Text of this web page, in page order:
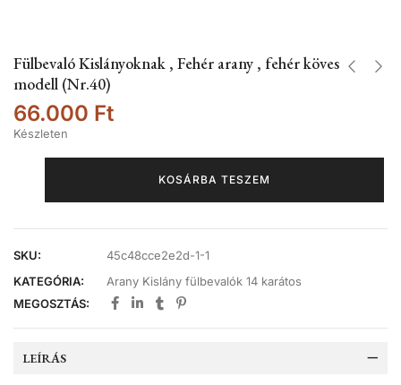
Fülbevaló Kislányoknak , Fehér arany , fehér köves
modell (Nr.40)
66.000 Ft
Készleten
KOSÁRBA TESZEM
SKU:
45c48cce2e2d-1-1
KATEGÓRIA:
Arany Kislány fülbevalók 14 karátos
MEGOSZTÁS:
LEÍRÁS